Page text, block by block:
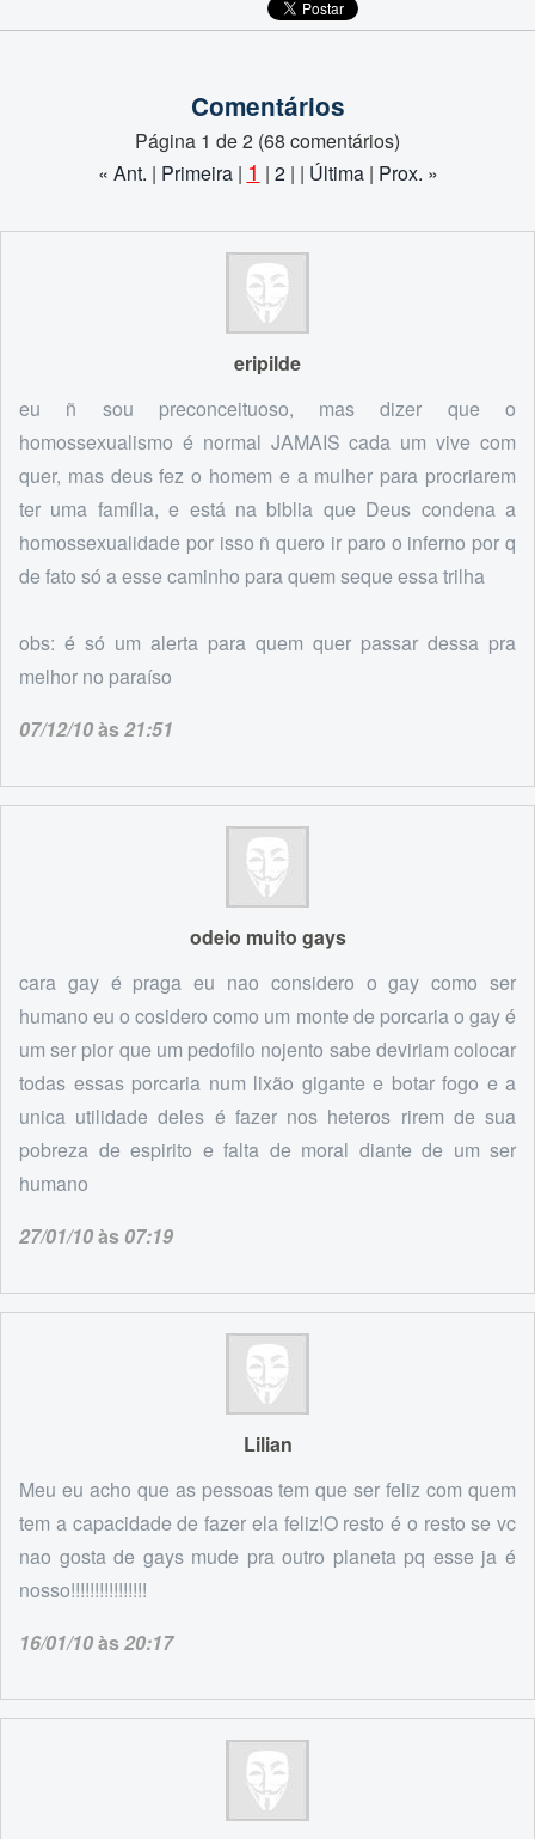
Comentários
Página 1 de 2 (68 comentários)
« Ant. | Primeira| 1 | 2| | Última| Prox. »
eripilde
eu ñ sou preconceituoso, mas dizer que o
homossexualismo é normal JAMAIS cada um vive com
quer, mas deus fez o homem e a mulher para procriarem
ter uma família, e está na biblia que Deus condena a
homossexualidade por isso ñ quero ir paro o inferno por q
de fato só a esse caminho para quem seque essa trilha
obs: é só um alerta para quem quer passar dessa pra
melhor no paraíso
07/12/10às21:51
odeio muito gays
cara gay é praga eu nao considero o gay como ser
humano eu o cosidero como um monte de porcaria o gay é
um ser pior que um pedofilo nojento sabe deviriam colocar
todas essas porcaria num lixão gigante e botar fogo e a
unica utilidade deles é fazer nos heteros rirem de sua
pobreza de espirito e falta de moral diante de um ser
humano
27/01/10às07:19
Lilian
Meu eu acho que as pessoas tem que ser feliz com quem
tem a capacidade de fazer ela feliz!O resto é o resto se vc
nao gosta de gays mude pra outro planeta pq esse ja é
nosso!!!!!!!!!!!!!!!!
16/01/10às20:17